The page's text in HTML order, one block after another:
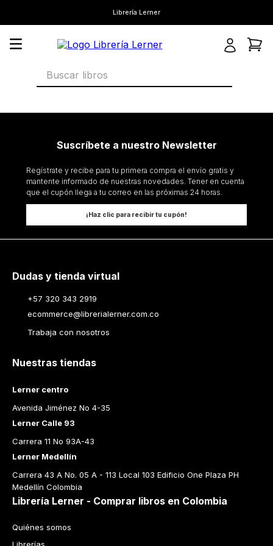
Librería Lerner
Buscar libros
Suscríbete a nuestro Newsletter
Regístrate y recibe para tu primera compra el envío gratis y
mantente informado de nuestras novedades. Tener en cuenta
que el cupón llega a tu correo en las próximas 24 horas.
¡Haz clic para recibir tu cupón!
Dudas y tienda virtual
+57 320 343 2919
ecommerce@librerialerner.com.co
Trabaja con nosotros
Nuestras tiendas
Lerner centro
Avenida Jiménez No 4-35
Lerner Calle 93
Carrera 11 No 93A-43
Lerner Medellín
Carrera 43 A No. 05 A - 113 Local 103 Edificio One Plaza PH
Medellín Colombia
Librería Lerner - Comprar libros en Colombia
Quiénes somos